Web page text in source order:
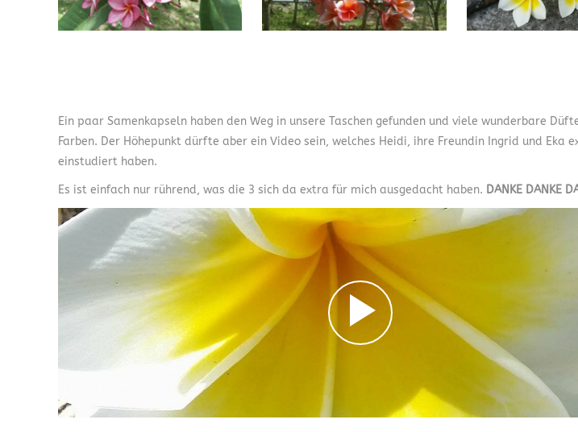
Ein paar Samenkapseln haben den Weg in unsere Taschen gefunden und viele wunderbare
Farben. Der Höhepunkt dürfte aber ein Video sein, welches Heidi, ihre Freundin Ingrid und Eka
einstudiert haben.
Es ist einfach nur rührend, was die 3 sich da extra für mich ausgedacht haben. DANKE DANKE